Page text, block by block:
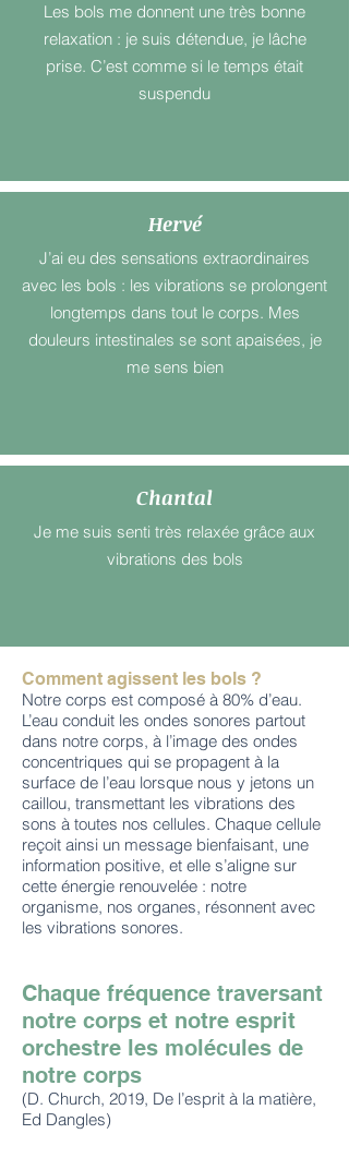
Les bols me donnent une très bonne
relaxation : je suis détendue, je lâche
prise. C’est comme si le temps était
suspendu
Hervé
J’ai eu des sensations extraordinaires
avec les bols : les vibrations se prolongent
longtemps dans tout le corps. Mes
douleurs intestinales se sont apaisées, je
me sens bien
Chantal
Je me suis senti très relaxée grâce aux
vibrations des bols
Comment agissent les bols ?
Notre corps est composé à 80% d’eau.
L’eau conduit les ondes sonores partout
dans notre corps, à l’image des ondes
concentriques qui se propagent à la
surface de l’eau lorsque nous y jetons un
caillou, transmettant les vibrations des
sons à toutes nos cellules. Chaque cellule
reçoit ainsi un message bienfaisant, une
information positive, et elle s’aligne sur
cette énergie renouvelée : notre
organisme, nos organes, résonnent avec
les vibrations sonores.
Chaque fréquence traversant
notre corps et notre esprit
orchestre les molécules de
notre corps
(D. Church, 2019, De l’esprit à la matière,
Ed Dangles)